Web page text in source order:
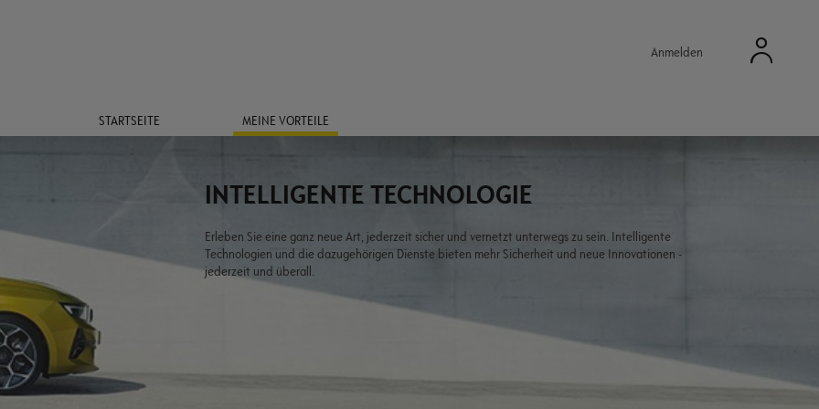
Anmelden
STARTSEITE MEINE VORTEILE
INTELLIGENTE TECHNOLOGIE
Erleben Sie eine ganz neue Art, jederzeit sicher und vernetzt unterwegs zu sein. Intelligente
Technologien und die dazugehörigen Dienste bieten mehr Sicherheit und neue Innovationen -
jederzeit und überall.